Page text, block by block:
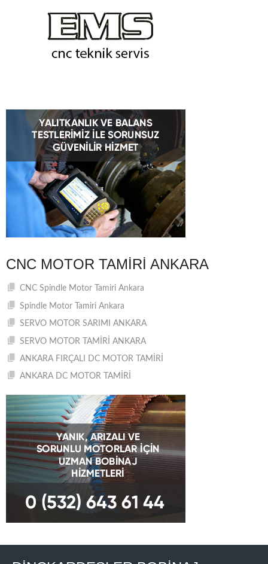
CNC MOTOR TAMIRI ANKARA
CNC Spindle Motor Tamiri Ankara
Spindle Motor Tamiri Ankara
SERVO MOTOR SARIMI ANKARA
SERVO MOTOR TAMİRİ ANKARA
ANKARA FIRÇALI DC MOTOR TAMİRİ
ANKARA DC MOTOR TAMİRİ